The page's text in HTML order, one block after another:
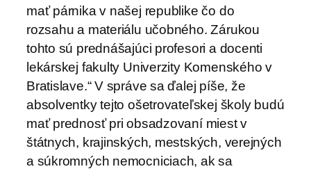
mať párnika v našej republike čo do
rozsahu a materiálu učobného. Zárukou
tohto sú prednášajúci profesori a docenti
lekárskej fakulty Univerzity Komenského v
Bratislave.“ V správe sa ďalej píše, že
absolventky tejto ošetrovateľskej školy budú
mať prednosť pri obsadzovaní miest v
štátnych, krajinských, mestských, verejných
a súkromných nemocniciach, ak sa